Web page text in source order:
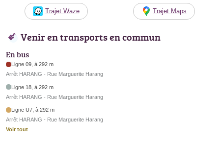
Trajet Waze Trajet Maps
Venir en transports en commun
En bus
Ligne 09, à 292 m
Arrêt HARANG - Rue Marguerite Harang
Ligne 18, à 292 m
Arrêt HARANG - Rue Marguerite Harang
Ligne U7, à 292 m
Arrêt HARANG - Rue Marguerite Harang
Voir tout